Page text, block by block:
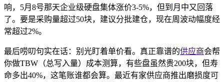
响，5月8号那天企业级硬盘集体涨价3-5%，但到月中又回落
了。要是采购量超过50块，建议分批建仓，现在周波动幅度经
常超过2%。
最后唠叨句实在话：别光盯着单价看。真正靠谱的供应商会帮
你做TBW（总写入量）成本测算，有些盘虽然贵200块，但寿
命多出40%，这笔账谁都会算。最近有家供应商推出磨损度可